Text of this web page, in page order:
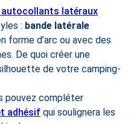
latéraux
: bande latérale
forme d’arc ou avec des
De quoi créer une
de votre camping-
pouvez compléter
adhésif qui soulignera les